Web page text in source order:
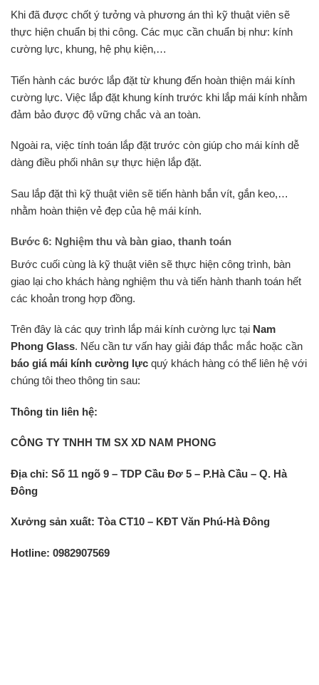
Khi đã được chốt ý tưởng và phương án thì kỹ thuật viên sẽ
thực hiện chuẩn bị thi công. Các mục cần chuẩn bị như: kính
cường lực, khung, hệ phụ kiện,…
Tiến hành các bước lắp đặt từ khung đến hoàn thiện mái kính
cường lực. Việc lắp đặt khung kính trước khi lắp mái kính nhằm
đảm bảo được độ vững chắc và an toàn.
Ngoài ra, việc tính toán lắp đặt trước còn giúp cho mái kính dễ
dàng điều phối nhân sự thực hiện lắp đặt.
Sau lắp đặt thì kỹ thuật viên sẽ tiến hành bắn vít, gắn keo,…
nhằm hoàn thiện vẻ đẹp của hệ mái kính.
Bước 6: Nghiệm thu và bàn giao, thanh toán
Bước cuối cùng là kỹ thuật viên sẽ thực hiện công trình, bàn
giao lại cho khách hàng nghiệm thu và tiến hành thanh toán hết
các khoản trong hợp đồng.
Trên đây là các quy trình lắp mái kính cường lực tại Nam
Phong Glass. Nếu cần tư vấn hay giải đáp thắc mắc hoặc cần
báo giá mái kính cường lực quý khách hàng có thể liên hệ với
chúng tôi theo thông tin sau:
Thông tin liên hệ:
CÔNG TY TNHH TM SX XD NAM PHONG
Địa chỉ: Số 11 ngõ 9 – TDP Cầu Đơ 5 – P.Hà Cầu – Q. Hà
Đông
Xưởng sản xuất: Tòa CT10 – KĐT Văn Phú-Hà Đông
Hotline: 0982907569